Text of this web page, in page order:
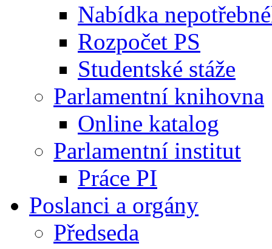
Nabídka
Rozpočet PS
Studentské stáže
Parlamentní knihovna
Online katalog
Parlamentní institut
Práce PI
Poslanci a orgány
Předseda